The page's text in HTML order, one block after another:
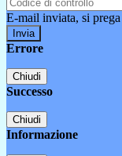
E-mail inviata, si
Errore
Chiudi
Successo
Chiudi
Informazione